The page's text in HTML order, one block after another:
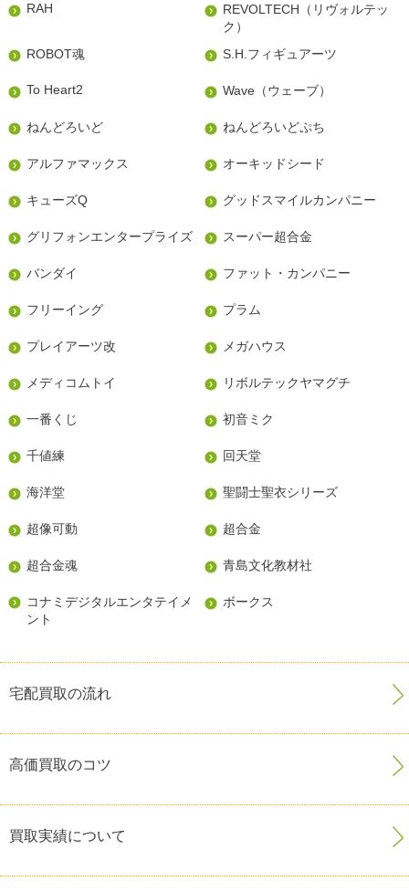
RAH
REVOLTECH（リヴォルテッ
ク）
ROBOT魂
S.H.フィギュアーツ
To Heart2 Wave（ウェーブ）
ねんどろいど ねんどろいどぷち
アルファマックス オーキッドシード
キューズQ グッドスマイルカンパニー
グリフォンエンタープライズ スーパー超合金
バンダイ ファット・カンパニー
フリーイング プラム
プレイアーツ改 メガハウス
メディコムトイ リボルテックヤマグチ
一番くじ 初音ミク
千値練 回天堂
海洋堂 聖闘士聖衣シリーズ
超像可動 超合金
超合金魂 青島文化教材社
コナミデジタルエンタテイメ
ント
ボークス
宅配買取の流れ
高価買取のコツ
買取実績について